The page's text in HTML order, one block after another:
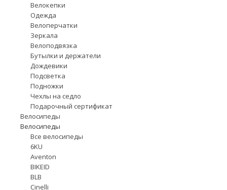
Велокепки
Одежда
Велоперчатки
Зеркала
Велоподвязка
Бутылки и держатели
Дождевики
Подсветка
Подножки
Чехлы на седло
Подарочный сертификат
Велосипеды
Велосипеды
Все велосипеды
6KU
Aventon
BIKEID
BLB
Cinelli